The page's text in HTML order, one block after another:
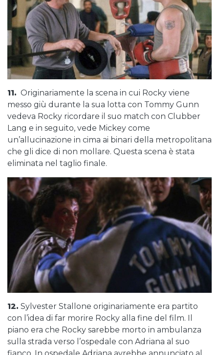
11. Originariamente la scena in cui Rocky viene
messo giù durante la sua lotta con Tommy Gunn
vedeva Rocky ricordare il suo match con Clubber
Lang e in seguito, vede Mickey come
un’allucinazione in cima ai binari della metropolitana
che gli dice di non mollare. Questa scena è stata
eliminata nel taglio finale.
12. Sylvester Stallone originariamente era partito
con l’idea di far morire Rocky alla fine del film. Il
piano era che Rocky sarebbe morto in ambulanza
sulla strada verso l’ospedale con Adriana al suo